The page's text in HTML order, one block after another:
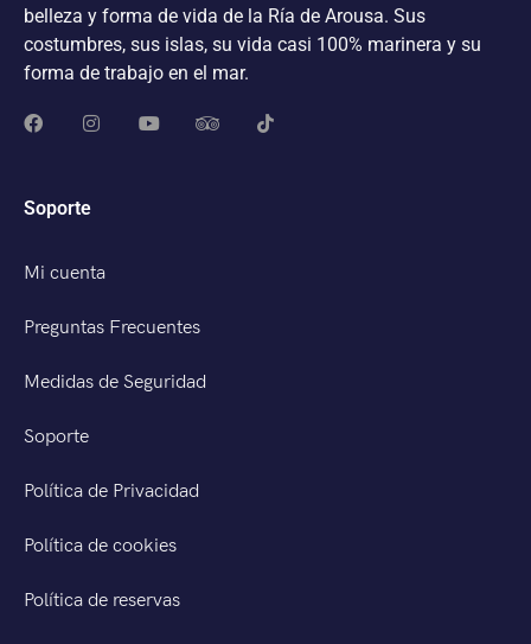
belleza y forma de vida de la Ría de Arousa. Sus
costumbres, sus islas, su vida casi 100% marinera y su
forma de trabajo en el mar.
Soporte
Mi cuenta
Preguntas Frecuentes
Medidas de Seguridad
Soporte
Política de Privacidad
Política de cookies
Política de reservas